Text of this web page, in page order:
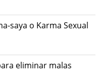
saya o Karma Sexual
eliminar malas